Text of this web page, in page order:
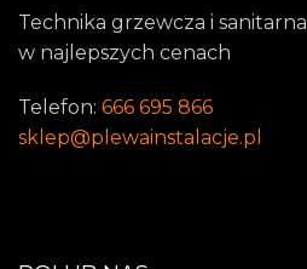
Technika grzewcza i sanitarna
w najlepszych cenach
Telefon: 666 695 866
sklep@plewainstalacje.pl